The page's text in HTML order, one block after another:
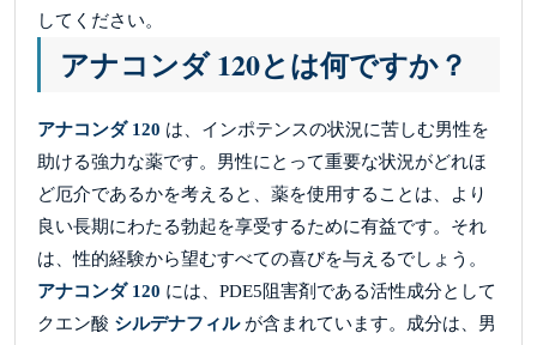
してください。
アナコンダ 120とは何ですか？
アナコンダ 120 は、インポテンスの状況に苦しむ男性を
助ける強力な薬です。男性にとって重要な状況がどれほ
ど厄介であるかを考えると、薬を使用することは、より
良い長期にわたる勃起を享受するために有益です。それ
は、性的経験から望むすべての喜びを与えるでしょう。
アナコンダ 120 には、PDE5阻害剤である活性成分として
クエン酸 シルデナフィル が含まれています。成分は、男